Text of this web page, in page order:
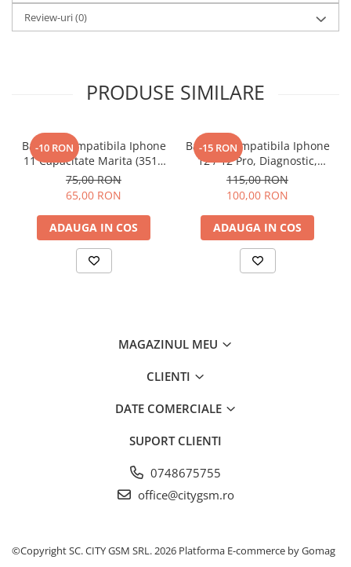
Review-uri(0)
PRODUSE SIMILARE
-10 RON
Baterie Compatibila Iphone
11 Capacitate Marita (3510
mAh)
75,00 RON
65,00 RON
ADAUGA IN COS
-15 RON
Baterie Compatibila Iphone
12 / 12 Pro, Diagnostic,
Capacitate Marita (3310
mAh)
115,00 RON
100,00 RON
ADAUGA IN COS
MAGAZINUL MEU
CLIENTI
DATE COMERCIALE
SUPORT CLIENTI
0748675755
office@citygsm.ro
©Copyright SC. CITY GSM SRL. 2026 Platforma E-commerce by Gomag